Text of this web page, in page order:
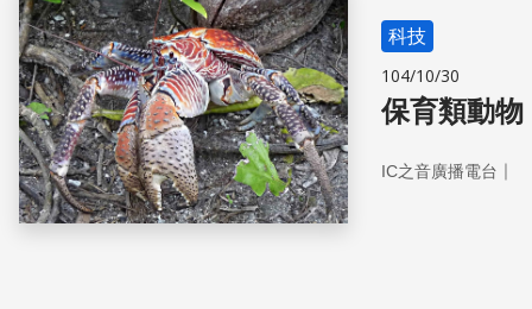
科技
104/10/30
保育類動
IC之音廣播電台 ｜